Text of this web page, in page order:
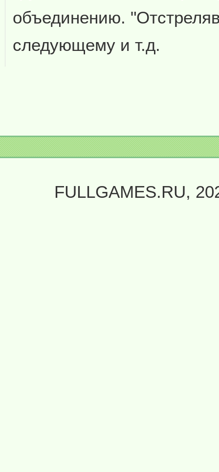
объединению.
следующему и т.д.
FULLGAMES.RU,